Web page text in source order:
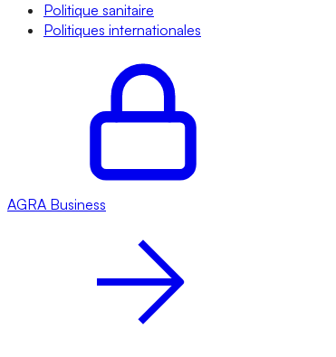
Politique sanitaire
Politiques internationales
AGRA Business